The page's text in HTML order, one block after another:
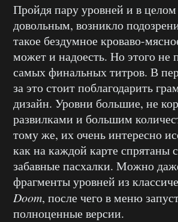
Пройдя пару уровней и в
довольным, возникло
такое бездумное кроваво-
может и надоесть. Но этого не
самых финальных титров. В
за это стоит поблагодарить
дизайн. Уровни большие, не
развилками и большим
тому же, их очень интересно
как на каждой карте спрятаны
забавные пасхалки. Можно
фрагменты уровней из
Doom, после чего в меню
полноценные версии.